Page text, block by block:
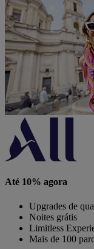
Até 10% agora
Upgrades de
Noites grátis
Limitless
Mais de 100